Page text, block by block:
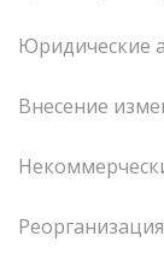
Юридические
Внесение